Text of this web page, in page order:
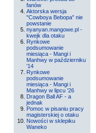
fanów
Aktorska wersja
"Cowboya Bebopa" nie
powstanie
nyanyan.mangowe.pl -
kwejk dla otaku
Rynkowe
podsumowanie
miesiąca - Mangi i
Manhwy w październiku
'14
Rynkowe
podsumowanie
miesiąca - Mangi i
Manhwy w lipcu '26
Dragon Ball AF - a
jednak
Pomoc w pisaniu pracy
magisterskiej o otaku
Nowości w sklepiku
Waneko